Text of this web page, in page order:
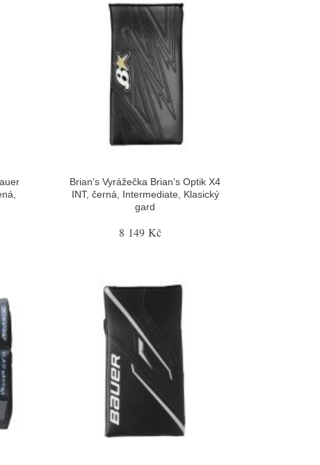
Brian’s Vyrážečka Brian’s Optik X4
INT, černá, Intermediate, Klasický
gard
8 149 Kč